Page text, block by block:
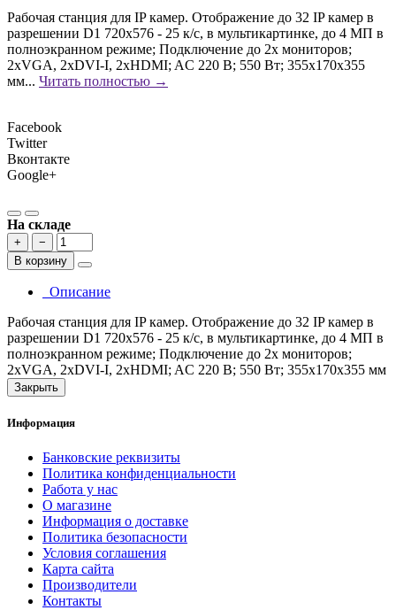
Рабочая станция для IP камер. Отображение до 32 IP камер в
разрешении D1 720х576 - 25 к/с, в мультикартинке, до 4 МП в
полноэкранном режиме; Подключение до 2х мониторов;
2хVGA, 2хDVI-I, 2xHDMI; AC 220 В; 550 Вт; 355x170x355
мм... Читать полностью →
Facebook
Twitter
Вконтакте
Google+
На складе
+
−
В корзину
Описание
Рабочая станция для IP камер. Отображение до 32 IP камер в
разрешении D1 720х576 - 25 к/с, в мультикартинке, до 4 МП в
полноэкранном режиме; Подключение до 2х мониторов;
2хVGA, 2хDVI-I, 2xHDMI; AC 220 В; 550 Вт; 355x170x355 мм
Закрыть
Информация
Банковские реквизиты
Политика конфиденциальности
Работа у нас
О магазине
Информация о доставке
Политика безопасности
Условия соглашения
Карта сайта
Производители
Контакты